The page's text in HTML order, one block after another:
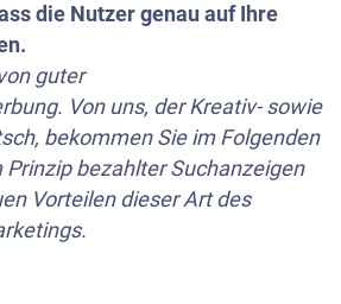
die Nutzer genau auf Ihre
guter
Von uns, der Kreativ- sowie
bekommen Sie im Folgenden
Prinzip bezahlter Suchanzeigen
Vorteilen dieser Art des